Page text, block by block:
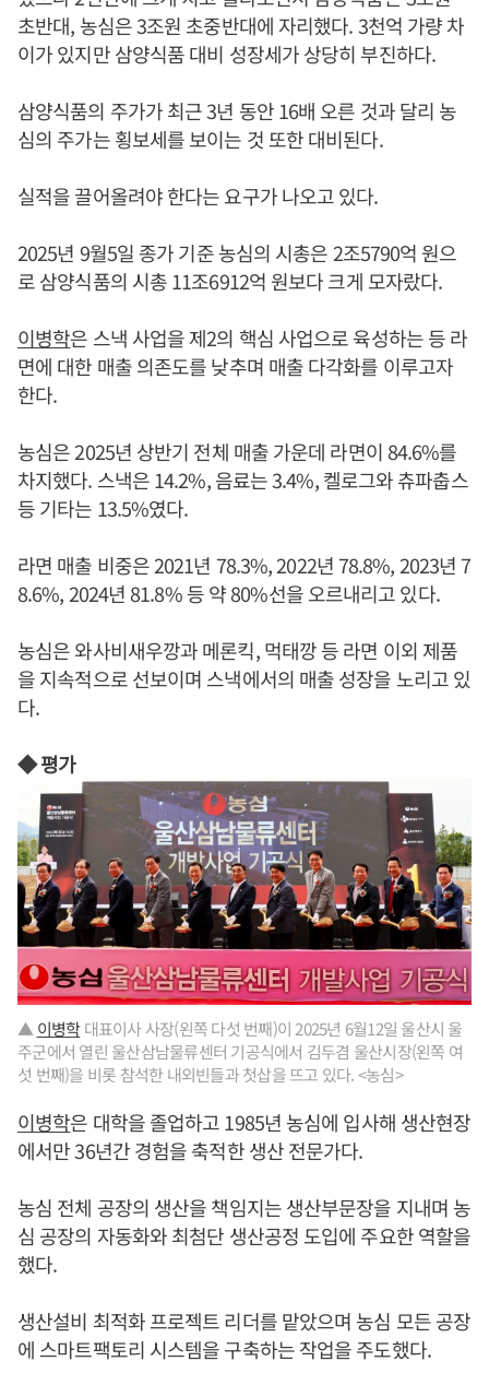
초반대, 농심은 3조원 초중반대에 자리했다. 3천억 가량 차
이가 있지만 삼양식품 대비 성장세가 상당히 부진하다.
삼양식품의 주가가 최근 3년 동안 16배 오른 것과 달리 농
심의 주가는 횡보세를 보이는 것 또한 대비된다.
실적을 끌어올려야 한다는 요구가 나오고 있다.
2025년 9월5일 종가 기준 농심의 시총은 2조5790억 원으
로 삼양식품의 시총 11조6912억 원보다 크게 모자랐다.
이병학은 스낵 사업을 제2의 핵심 사업으로 육성하는 등 라
면에 대한 매출 의존도를 낮추며 매출 다각화를 이루고자
한다.
농심은 2025년 상반기 전체 매출 가운데 라면이 84.6%를
차지했다. 스낵은 14.2%, 음료는 3.4%, 켈로그와 츄파춥스
등 기타는 13.5%였다.
라면 매출 비중은 2021년 78.3%, 2022년 78.8%, 2023년 7
8.6%, 2024년 81.8% 등 약 80%선을 오르내리고 있다.
농심은 와사비새우깡과 메론킥, 먹태깡 등 라면 이외 제품
을 지속적으로 선보이며 스낵에서의 매출 성장을 노리고 있
다.
◆ 평가
▲ 이병학대표이사 사장(왼쪽 다섯 번째)이 2025년 6월12일 울산시 울
주군에서 열린 울산삼남물류센터 기공식에서 김두겸 울산시장(왼쪽 여
섯 번째)을 비롯 참석한 내외빈들과 첫삽을 뜨고 있다. <농심>
이병학은 대학을 졸업하고 1985년 농심에 입사해 생산현장
에서만 36년간 경험을 축적한 생산 전문가다.
농심 전체 공장의 생산을 책임지는 생산부문장을 지내며 농
심 공장의 자동화와 최첨단 생산공정 도입에 주요한 역할을
했다.
생산설비 최적화 프로젝트 리더를 맡았으며 농심 모든 공장
에 스마트팩토리 시스템을 구축하는 작업을 주도했다.